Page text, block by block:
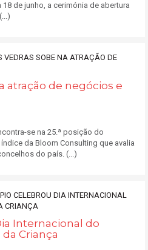
de junho, a cerimónia de abertura
atração de negócios e
se na 25.ª posição do
índice da Bloom Consulting que avalia
do país. (...)
Internacional do
Criança